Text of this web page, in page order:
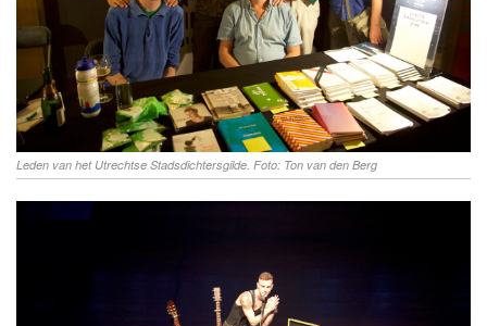
Leden van het Utrechtse Stadsdichtersgilde. Foto: Ton van den Berg